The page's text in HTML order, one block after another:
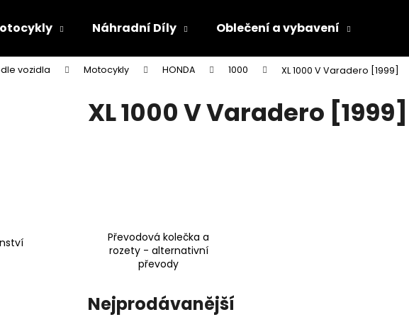
Náhradní Díly Oblečení a vybavení
vozidla Motocykly HONDA 1000 XL 1000 V Varadero [1999]
XL 1000 V Varadero [1999]
Převodová kolečka a
rozety - alternativní
převody
Nejprodávanější
Co potřebujete najít?